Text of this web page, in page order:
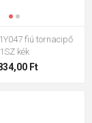
fiú tornacipő
1SZ kék
Ft